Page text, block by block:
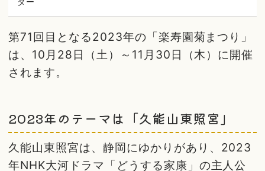
第71回目となる2023年の「楽寿園菊まつり」
は、10月28日（土）～11月30日（木）に開催
されます。
2023年のテーマは「久能山東照宮」
久能山東照宮は、静岡にゆかりがあり、2023
年NHK大河ドラマ「どうする家康」の主人公